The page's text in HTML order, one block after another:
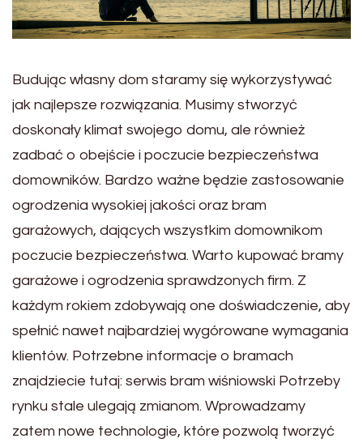
Budując własny dom staramy się wykorzystywać
jak najlepsze rozwiązania. Musimy stworzyć
doskonały klimat swojego domu, ale również
zadbać o obejście i poczucie bezpieczeństwa
domowników. Bardzo ważne będzie zastosowanie
ogrodzenia wysokiej jakości oraz bram
garażowych, dających wszystkim domownikom
poczucie bezpieczeństwa. Warto kupować bramy
garażowe i ogrodzenia sprawdzonych firm. Z
każdym rokiem zdobywają one doświadczenie, aby
spełnić nawet najbardziej wygórowane wymagania
klientów. Potrzebne informacje o bramach
znajdziecie tutaj: serwis bram wiśniowski Potrzeby
rynku stale ulegają zmianom. Wprowadzamy
zatem nowe technologie, które pozwolą tworzyć